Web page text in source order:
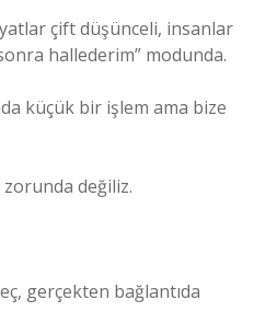
çift düşünceli, insanlar
hallederim” modunda.
küçük bir işlem ama bize
zorunda değiliz.
gerçekten bağlantıda